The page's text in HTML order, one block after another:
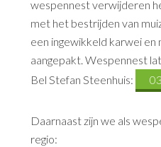
wespennest verwijderen
met het bestrijden van
een ingewikkeld karwei
aangepakt. Wespennest
Bel Stefan Steenhuis:
Daarnaast zijn we als
regio: